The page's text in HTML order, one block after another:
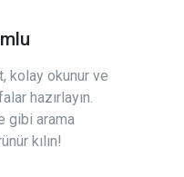
kolay okunur ve
hazırlayın.
gibi arama
kılın!